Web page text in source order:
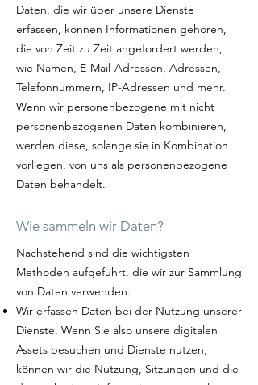
Daten, die wir über unsere Dienste
erfassen, können Informationen gehören,
die von Zeit zu Zeit angefordert werden,
wie Namen, E-Mail-Adressen, Adressen,
Telefonnummern, IP-Adressen und mehr.
Wenn wir personenbezogene mit nicht
personenbezogenen Daten kombinieren,
werden diese, solange sie in Kombination
vorliegen, von uns als personenbezogene
Daten behandelt.
Wie sammeln wir Daten?
Nachstehend sind die wichtigsten
Methoden aufgeführt, die wir zur Sammlung
von Daten verwenden:
Wir erfassen Daten bei der Nutzung unserer
Dienste. Wenn Sie also unsere digitalen
Assets besuchen und Dienste nutzen,
können wir die Nutzung, Sitzungen und die